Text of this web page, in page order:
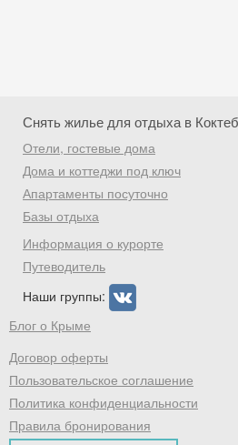
Снять жилье для отдыха в
Отели, гостевые дома
Дома и коттеджи под ключ
Апартаменты посуточно
Базы отдыха
Информация о курорте
Путеводитель
Наши группы:
Блог о Крыме
Договор оферты
Пользовательское соглашение
Политика конфиденциальности
Правила бронирования
Скидка
Хочешь дешевле? Оставь
промокод на первое